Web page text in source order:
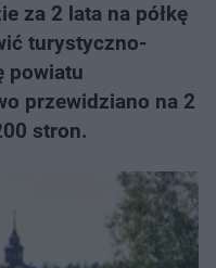
za 2 lata na półkę
turystyczno-
powiatu
przewidziano na 2
stron.